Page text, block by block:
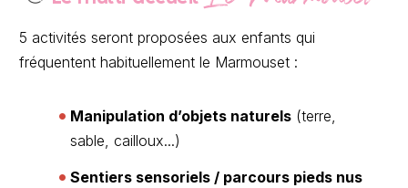
5 activités seront proposées aux enfants qui
fréquentent habituellement le Marmouset :
Manipulation d’objets naturels (terre,
sable, cailloux...)
Sentiers sensoriels / parcours pieds nus